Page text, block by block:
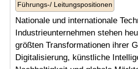
Führungs-/ Leitungspositionen
Nationale und internationale
Industrieunternehmen stehen
größten Transformationen ihrer
Digitalisierung, künstliche